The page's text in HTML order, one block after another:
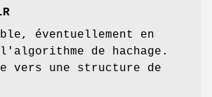
éventuellement en
de hachage.
vers une structure de